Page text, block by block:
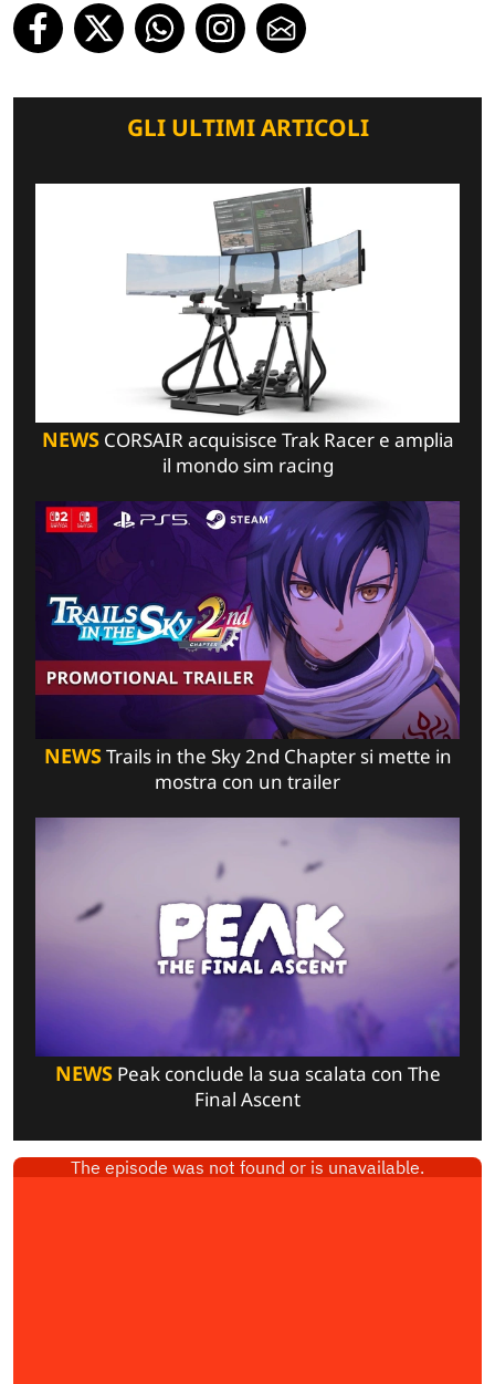
GLI ULTIMI ARTICOLI
NEWSCORSAIR acquisisce Trak Racer e amplia
il mondo sim racing
NEWSTrails in the Sky 2nd Chapter si mette in
mostra con un trailer
NEWSPeak conclude la sua scalata con The
Final Ascent